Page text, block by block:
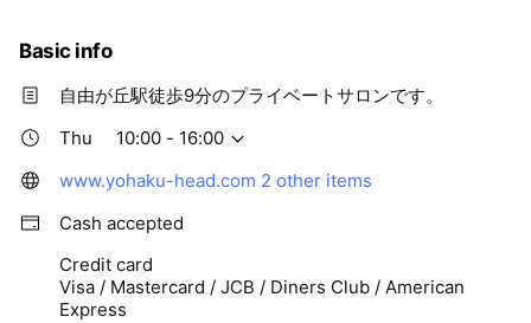
Basic info
自由が丘駅徒歩9分のプライベートサロンです。
Thu
10:00 - 16:00
www.yohaku-head.com 2 other items
Cash accepted
Credit card
Visa / Mastercard / JCB / Diners Club / American
Express